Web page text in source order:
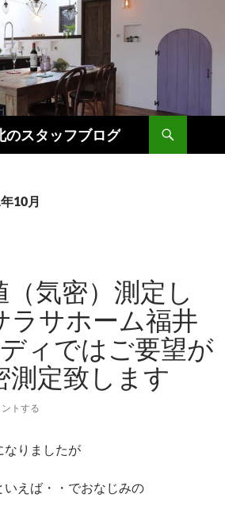
のスタッフブログ
10月
気密）測定し
ラサホーム福井
ィではご要望が
測定致します
ントする
なりましたが
えば・・でおなじみの